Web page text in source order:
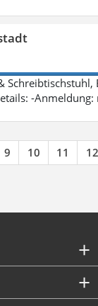
-
9 10 11 12